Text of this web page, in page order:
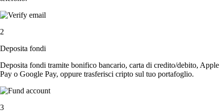
2
Deposita fondi
Deposita fondi tramite bonifico bancario, carta di credito/debito, Apple
Pay o Google Pay, oppure trasferisci cripto sul tuo portafoglio.
3